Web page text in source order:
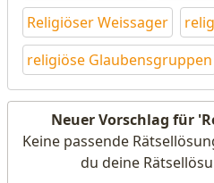
Religiöser Weissager
religiöse Glaubensgruppen
Neuer Vorschlag für
Keine passende
du deine